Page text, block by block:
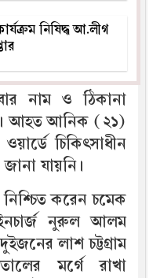
নিষিদ্ধ আ.লীগ
নাম ও ঠিকানা
আহত আনিক (২১)
চিকিৎসাধীন
যায়নি।
করেন চমেক
নুরুল আলম
লাশ চট্টগ্রাম
মর্গে রাখা